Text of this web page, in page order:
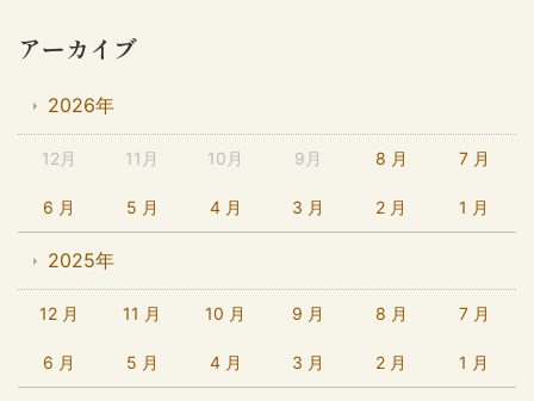
アーカイブ
2026年
12月 11月 10月 9月 8 月 7 月
6 月 5 月 4 月 3 月 2 月 1 月
2025年
12 月 11 月 10 月 9 月 8 月 7 月
6 月 5 月 4 月 3 月 2 月 1 月